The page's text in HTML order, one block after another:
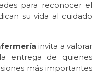
para reconocer el
su vida al cuidado
invita a valorar
entrega de quienes
más importantes